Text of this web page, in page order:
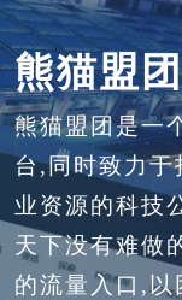
熊猫盟
熊猫盟团是一
台,同时致力
业资源的科技
天下没有难做
的流量入口,